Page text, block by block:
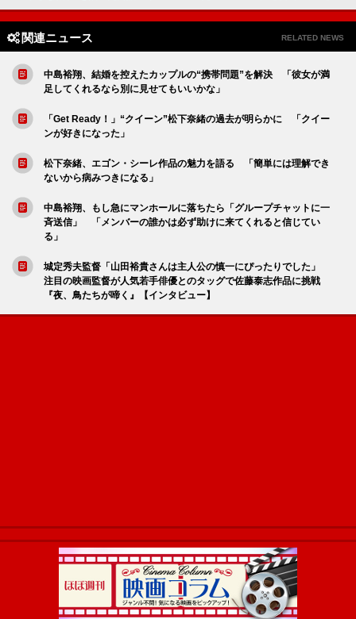
関連ニュース RELATED NEWS
中島裕翔、結婚を控えたカップルの“携帯問題”を解決 「彼女が満
足してくれるなら別に見せてもいいかな」
「Get Ready！」“クイーン”松下奈緒の過去が明らかに 「クイー
ンが好きになった」
松下奈緒、エゴン・シーレ作品の魅力を語る 「簡単には理解でき
ないから病みつきになる」
中島裕翔、もし急にマンホールに落ちたら「グループチャットに一
斉送信」 「メンバーの誰かは必ず助けに来てくれると信じてい
る」
城定秀夫監督「山田裕貴さんは主人公の慎一にぴったりでした」
注目の映画監督が人気若手俳優とのタッグで佐藤泰志作品に挑戦
『夜、鳥たちが啼く』【インタビュー】